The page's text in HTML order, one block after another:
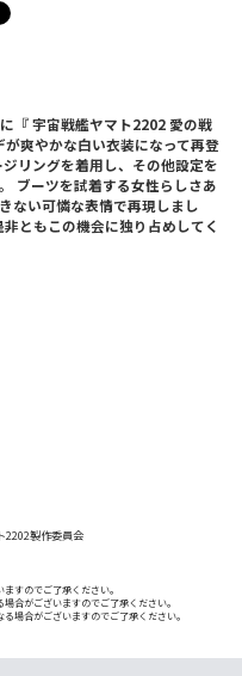
『 宇宙戦艦ヤマト2202 愛の戦
爽やかな白い衣装になって再登
リングを着用し、その他設定を
ブーツを試着する女性らしさあ
ない可憐な表情で再現しまし
ともこの機会に独り占めしてく
2202製作委員会
すのでご了承ください。
合がございますのでご了承ください。
場合がございますのでご了承ください。